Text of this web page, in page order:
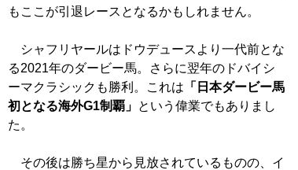
もここが引退レースとなるかもしれません。
シャフリヤールはドウデュースより一代前とな
る2021年のダービー馬。さらに翌年のドバイシ
ーマクラシックも勝利。これは 「日本ダービー馬
初となる海外G1制覇」 という偉業でもありまし
た。
その後は勝ち星から見放されているものの、イ